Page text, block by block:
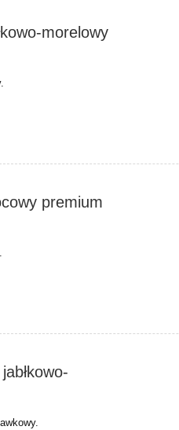
morelowy
premium